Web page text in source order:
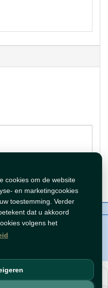
cookies om de website
en marketingcookies
toestemming. Verder
dat u akkoord
volgens het
Beleid
WhatsAppen
2018-2026
هذا متجر جملة. الأسعار